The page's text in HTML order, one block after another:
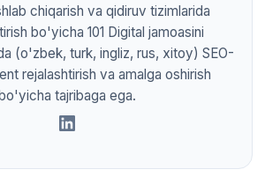
chiqarish va qidiruv tizimlarida
bo'yicha 101 Digital jamoasini
(o'zbek, turk, ingliz, rus, xitoy) SEO-
rejalashtirish va amalga oshirish
tajribaga ega.